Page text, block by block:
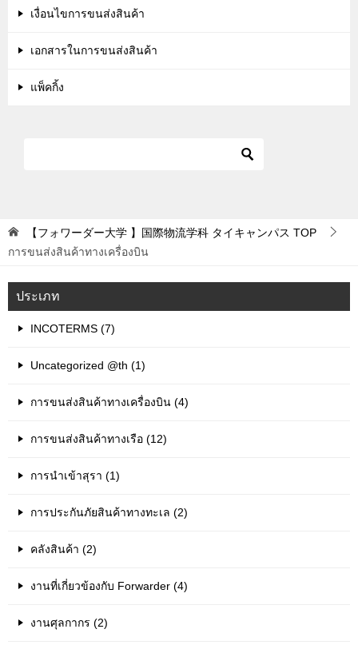
เงื่อนไขการขนส่งสินค้า
เอกสารในการขนส่งสินค้า
แพ็คกิ้ง
【フォワーダー大学 】国際物流学科 タイキャンパス TOP
การขนส่งสินค้าทางเครื่องบิน
ประเภท
INCOTERMS (7)
Uncategorized @th (1)
การขนส่งสินค้าทางเครื่องบิน (4)
การขนส่งสินค้าทางเรือ (12)
การนำเข้าสุรา (1)
การประกันภัยสินค้าทางทะเล (2)
คลังสินค้า (2)
งานที่เกี่ยวข้องกับ Forwarder (4)
งานศุลกากร (2)